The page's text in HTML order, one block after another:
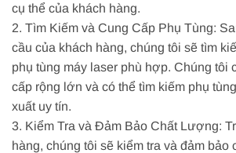
cụ thể của khách hàng.
2. Tìm Kiếm và Cung Cấp Phụ Tùng:
cầu của khách hàng, chúng tôi sẽ tìm
phụ tùng máy laser phù hợp. Chúng tôi
cấp rộng lớn và có thể tìm kiếm phụ
xuất uy tín.
3. Kiểm Tra và Đảm Bảo Chất Lượng:
hàng, chúng tôi sẽ kiểm tra và đảm bảo